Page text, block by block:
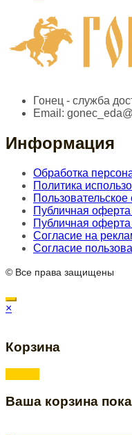
Гонец - служба
Email:
Информация
Обработка
Политика
Публичная оферта
Публичная
Согласие на
Согласие
© Все права защищены
×
Корзина
Ваша корзина